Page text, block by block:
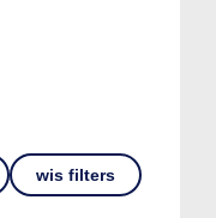
wis filters